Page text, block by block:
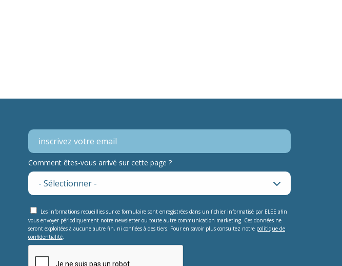
Comment êtes-vous arrivé sur cette page ?
Les informations recueillies sur ce formulaire sont enregistrées dans un fichier informatisé par ELEE afin
vous envoyer périodiquement notre newsletter ou toute autre communication marketing. Ces données ne
seront exploitées à aucune autre fin, ni confiées à des tiers. Pour en savoir plus consultez notre politique de
confidentialité.